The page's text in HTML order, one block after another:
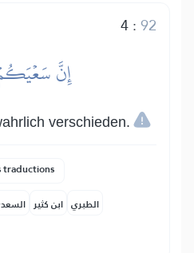
4:92
إِنَّ
verschieden.
traductions
ابن كثير الطبري